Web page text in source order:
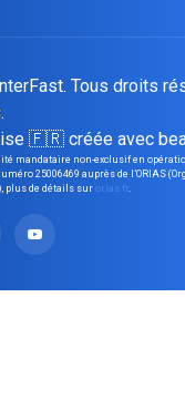
Tous droits
.
🇫🇷 créée avec
mandataire non-exclusif en
25006469 auprès de l’ORIAS
plus de détails sur orias.fr